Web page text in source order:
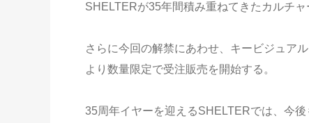
SHELTERが35年間積み重ねてきたカルチ
さらに今回の解禁にあわせ、キービジュア
より数量限定で受注販売を開始する。
35周年イヤーを迎えるSHELTERでは、今